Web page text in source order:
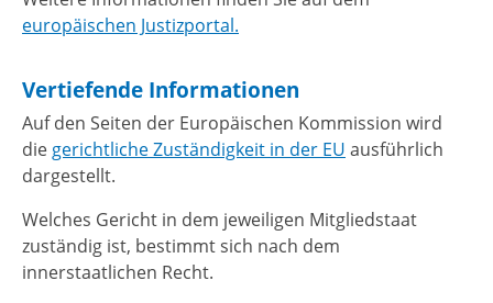
europäischen Justizportal.
Vertiefende Informationen
Auf den Seiten der Europäischen Kommission wird
die gerichtlicheZuständigkeit in der EU ausführlich
dargestellt.
Welches Gericht in dem jeweiligen Mitgliedstaat
zuständig ist, bestimmt sich nach dem
innerstaatlichen Recht.